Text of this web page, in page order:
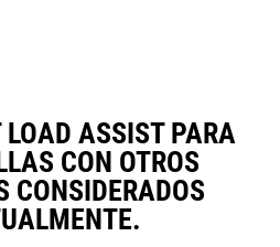
asistencia técnica correrá a
de su distribuidor Cat o su
tecnológico SITECH®.
LOAD ASSIST PARA
CON OTROS
CONSIDERADOS